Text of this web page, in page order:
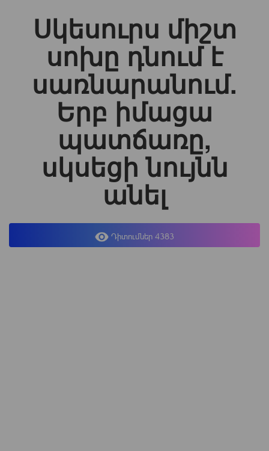
Սկեսուրս միշտ
սոխը դնում է
սառնարանում.
Երբ իմացա
պատճառը,
սկսեցի նույնն
անել
Դիտումներ 4383